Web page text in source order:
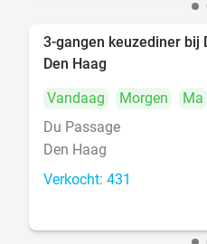
3-gangen keuzediner bij
Den Haag
Vandaag
Morgen Ma
Du Passage
Den Haag
Verkocht: 431